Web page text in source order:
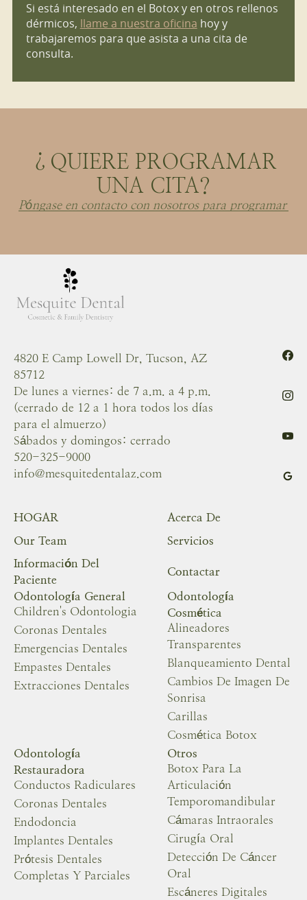
Si está interesado en el Botox y en otros rellenos
dérmicos, llame a nuestra oficina hoy y
trabajaremos para que asista a una cita de
consulta.
¿QUIERE PROGRAMAR
UNA CITA?
Póngase en contacto con nosotros para programar
4820 E Camp Lowell Dr, Tucson, AZ
85712
De lunes a viernes: de 7 a.m. a 4 p.m.
(cerrado de 12 a 1 hora todos los días
para el almuerzo)
Sábados y domingos: cerrado
520-325-9000
info@mesquitedentalaz.com
HOGAR
Acerca De
Our Team
Servicios
Información Del
Paciente
Contactar
Odontología General
Children's Odontologia
Coronas Dentales
Emergencias Dentales
Empastes Dentales
Extracciones Dentales
Odontología
Cosmética
Alineadores
Transparentes
Blanqueamiento Dental
Cambios De Imagen De
Sonrisa
Carillas
Cosmética Botox
Odontología
Restauradora
Conductos Radiculares
Coronas Dentales
Endodoncia
Implantes Dentales
Prótesis Dentales
Completas Y Parciales
Otros
Botox Para La
Articulación
Temporomandibular
Cámaras Intraorales
Cirugía Oral
Detección De Cáncer
Oral
Escáneres Digitales